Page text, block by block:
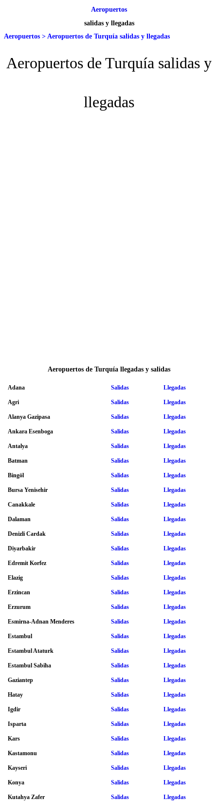
Aeropuertos
salidas y llegadas
Aeropuertos > Aeropuertos de Turquía salidas y llegadas
Aeropuertos de Turquía salidas y
llegadas
Aeropuertos de Turquía llegadas y salidas
Adana Salidas Llegadas
Agri Salidas Llegadas
Alanya Gazipasa Salidas Llegadas
Ankara Esenboga Salidas Llegadas
Antalya Salidas Llegadas
Batman Salidas Llegadas
Bingöl Salidas Llegadas
Bursa Yenisehir Salidas Llegadas
Canakkale Salidas Llegadas
Dalaman Salidas Llegadas
Denizli Cardak Salidas Llegadas
Diyarbakir Salidas Llegadas
Edremit Korfez Salidas Llegadas
Elazig Salidas Llegadas
Erzincan Salidas Llegadas
Erzurum Salidas Llegadas
Esmirna-Adnan Menderes Salidas Llegadas
Estambul Salidas Llegadas
Estambul Ataturk Salidas Llegadas
Estambul Sabiha Salidas Llegadas
Gaziantep Salidas Llegadas
Hatay Salidas Llegadas
Igdir Salidas Llegadas
Isparta Salidas Llegadas
Kars Salidas Llegadas
Kastamonu Salidas Llegadas
Kayseri Salidas Llegadas
Konya Salidas Llegadas
Kutahya Zafer Salidas Llegadas